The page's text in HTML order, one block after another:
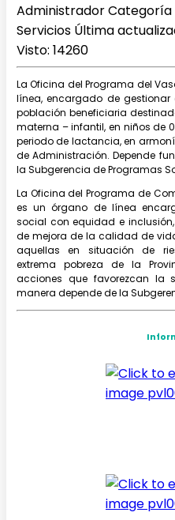
AdministradorCategoría
Servicios Última
Visto: 14260
La Oficina del Programa del
línea, encargado de
población beneficiaria
materna – infantil, en niños de
periodo de lactancia, en
de Administración. Depende
la Subgerencia de Programas
La Oficina del Programa de
es un órgano de línea
social con equidad e
de mejora de la calidad de
aquellas en situación de
extrema pobreza de la
acciones que favorezcan la
manera depende de la